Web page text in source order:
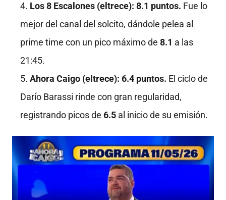
Los 8 Escalones (eltrece): 8.1 puntos. Fue lo
mejor del canal del solcito, dándole pelea al
prime time con un pico máximo de 8.1 a las
21:45.
Ahora Caigo (eltrece): 6.4 puntos. El ciclo de
Darío Barassi rinde con gran regularidad,
registrando picos de 6.5 al inicio de su emisión.